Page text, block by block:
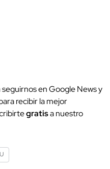
seguirnos en Google News y
recibir la mejor
gratisa nuestro